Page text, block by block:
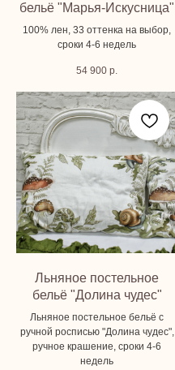
бельё "Марья-Искусница"
100% лен, 33 оттенка на выбор,
сроки 4-6 недель
54 900 р.
Льняное постельное
бельё "Долина чудес"
Льняное постельное бельё с
ручной росписью "Долина чудес",
ручное крашение, сроки 4-6
недель